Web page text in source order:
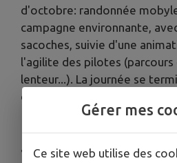
d'octobre: randonnée
campagne environnante,
sacoches, suivie d'une
l'agilite des pilotes (parcours
lenteur...). La journée se
concert.
- atelier de mécanique les
à 20h
Gérer mes
Ce site web utilise des